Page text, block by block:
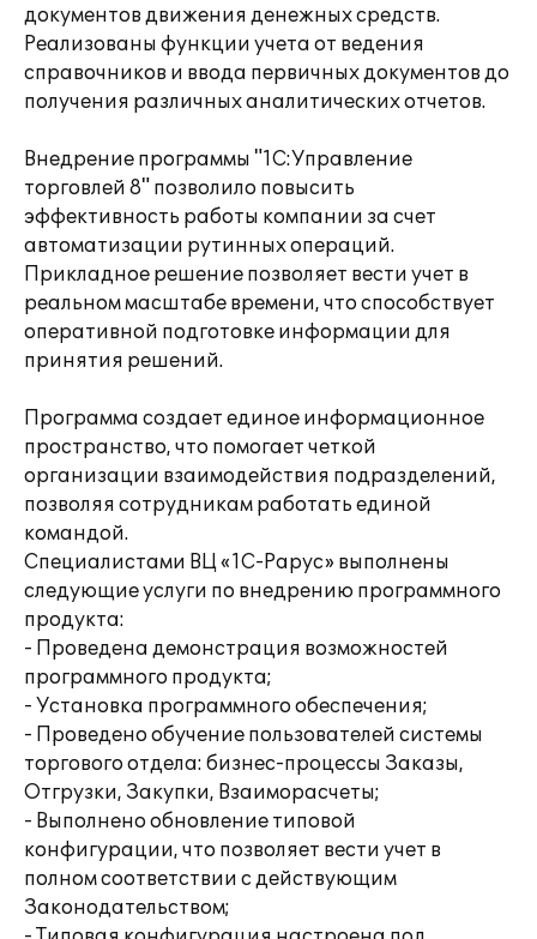
документов движения денежных средств.
Реализованы функции учета от ведения
справочников и ввода первичных документов до
получения различных аналитических отчетов.
Внедрение программы "1С:Управление
торговлей 8" позволило повысить
эффективность работы компании за счет
автоматизации рутинных операций.
Прикладное решение позволяет вести учет в
реальном масштабе времени, что способствует
оперативной подготовке информации для
принятия решений.
Программа создает единое информационное
пространство, что помогает четкой
организации взаимодействия подразделений,
позволяя сотрудникам работать единой
командой.
Специалистами ВЦ «1С-Рарус» выполнены
следующие услуги по внедрению программного
продукта:
- Проведена демонстрация возможностей
программного продукта;
- Установка программного обеспечения;
- Проведено обучение пользователей системы
торгового отдела: бизнес-процессы Заказы,
Отгрузки, Закупки, Взаиморасчеты;
- Выполнено обновление типовой
конфигурации, что позволяет вести учет в
полном соответствии с действующим
Законодательством;